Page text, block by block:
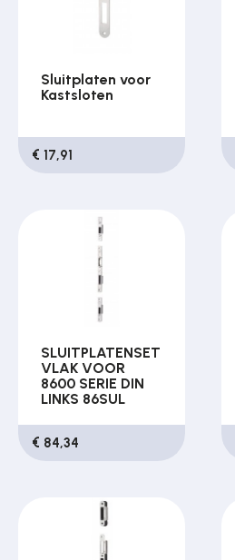
Sluitplaten voor
Kastsloten
€ 17,91
SLUITPLATENSET
VLAK VOOR
8600 SERIE DIN
LINKS 86SUL
€ 84,34